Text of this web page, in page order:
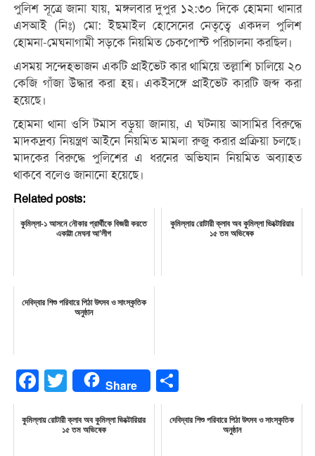
​পুলিশ সূত্রে জানা যায়, মঙ্গলবার দুপুর ১২:৩০ দিকে হোমনা থানার
এসআই (নিঃ) মো: ইছমাইল হোসেনের নেতৃত্বে একদল পুলিশ
হোমনা-মেঘনাগামী সড়কে নিয়মিত চেকপোস্ট পরিচালনা করছিল।
এসময় সন্দেহভাজন একটি প্রাইভেট কার থামিয়ে তল্লাশি চালিয়ে ২০
কেজি গাঁজা উদ্ধার করা হয়। একইসঙ্গে প্রাইভেট কারটি জব্দ করা
হয়েছে।
​হোমনা থানা ওসি টমাস বড়ুয়া জানায়, এ ঘটনায় আসামির বিরুদ্ধে
মাদকদ্রব্য নিয়ন্ত্রণ আইনে নিয়মিত মামলা রুজু করার প্রক্রিয়া চলছে।
মাদকের বিরুদ্ধে পুলিশের এ ধরনের অভিযান নিয়মিত অব্যাহত
থাকবে বলেও জানানো হয়েছে।
Related posts:
কুমিল্লা-১ আসনে নৌকার প্রার্থীকে বিজয়ী করতে
একাট্টা মেঘনা আ’লীগ
কুমিল্লায় রোটারী ক্লাব অব কুমিল্লা ভিক্টোরিয়ার
১৫ তম অভিষেক
দেবিদ্বার শিশু পরিবারে পিঠা উৎসব ও সাংস্কৃতিক
অনুষ্ঠান
Facebook
Twitter Share
কুমিল্লায় রোটারী ক্লাব অব কুমিল্লা ভিক্টোরিয়ার
১৫ তম অভিষেক
দেবিদ্বার শিশু পরিবারে পিঠা উৎসব ও সাংস্কৃতিক
অনুষ্ঠান